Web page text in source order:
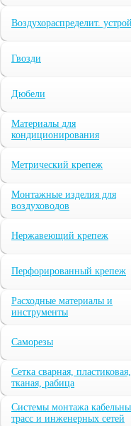
Воздухораспределит.
Гвозди
Дюбели
Материалы для
кондиционирования
Метрический крепеж
Монтажные изделия для
воздуховодов
Нержавеющий крепеж
Перфорированный крепеж
Расходные материалы и
инструменты
Саморезы
Сетка сварная, пластиковая,
тканая, рабица
Системы монтажа
трасс и инженерных сетей